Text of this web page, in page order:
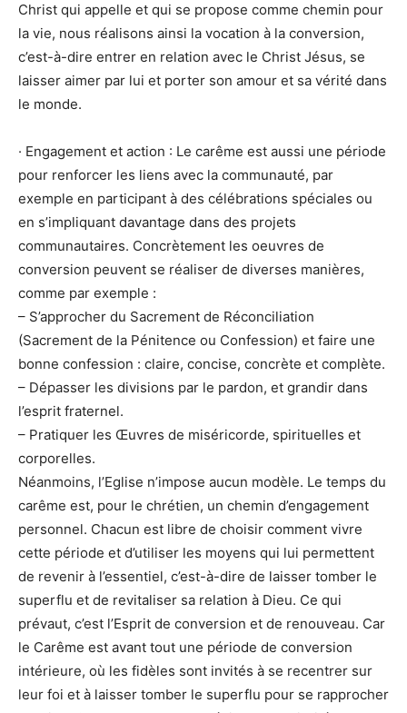
Christ qui appelle et qui se propose comme chemin pour
la vie, nous réalisons ainsi la vocation à la conversion,
c’est-à-dire entrer en relation avec le Christ Jésus, se
laisser aimer par lui et porter son amour et sa vérité dans
le monde.
· Engagement et action : Le carême est aussi une période
pour renforcer les liens avec la communauté, par
exemple en participant à des célébrations spéciales ou
en s’impliquant davantage dans des projets
communautaires. Concrètement les oeuvres de
conversion peuvent se réaliser de diverses manières,
comme par exemple :
– S’approcher du Sacrement de Réconciliation
(Sacrement de la Pénitence ou Confession) et faire une
bonne confession : claire, concise, concrète et complète.
– Dépasser les divisions par le pardon, et grandir dans
l’esprit fraternel.
– Pratiquer les Œuvres de miséricorde, spirituelles et
corporelles.
Néanmoins, l’Eglise n’impose aucun modèle. Le temps du
carême est, pour le chrétien, un chemin d’engagement
personnel. Chacun est libre de choisir comment vivre
cette période et d’utiliser les moyens qui lui permettent
de revenir à l’essentiel, c’est-à-dire de laisser tomber le
superflu et de revitaliser sa relation à Dieu. Ce qui
prévaut, c’est l’Esprit de conversion et de renouveau. Car
le Carême est avant tout une période de conversion
intérieure, où les fidèles sont invités à se recentrer sur
leur foi et à laisser tomber le superflu pour se rapprocher